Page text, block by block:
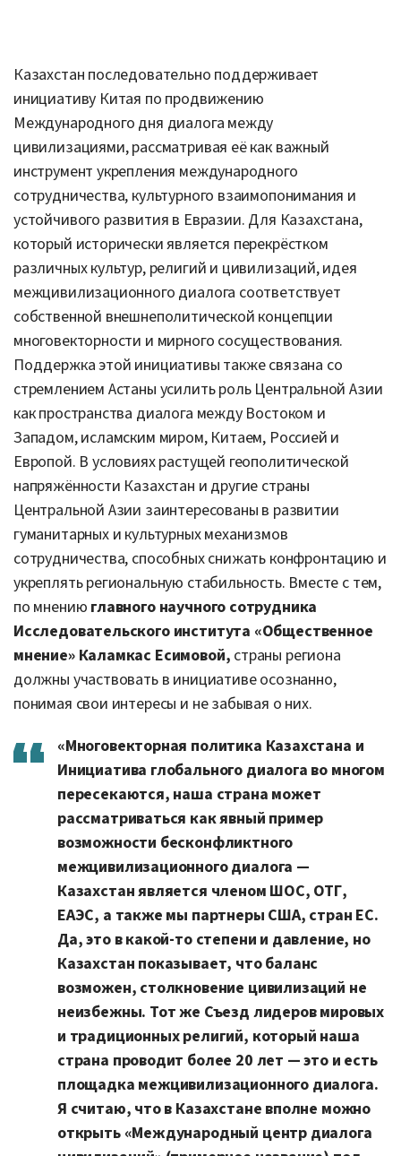
Казахстан последовательно поддерживает
инициативу Китая по продвижению
Международного дня диалога между
цивилизациями, рассматривая её как важный
инструмент укрепления международного
сотрудничества, культурного взаимопонимания и
устойчивого развития в Евразии. Для Казахстана,
который исторически является перекрёстком
различных культур, религий и цивилизаций, идея
межцивилизационного диалога соответствует
собственной внешнеполитической концепции
многовекторности и мирного сосуществования.
Поддержка этой инициативы также связана со
стремлением Астаны усилить роль Центральной Азии
как пространства диалога между Востоком и
Западом, исламским миром, Китаем, Россией и
Европой. В условиях растущей геополитической
напряжённости Казахстан и другие страны
Центральной Азии заинтересованы в развитии
гуманитарных и культурных механизмов
сотрудничества, способных снижать конфронтацию и
укреплять региональную стабильность. Вместе с тем,
по мнению главного научного сотрудника
Исследовательского института «Общественное
мнение» Каламкас Есимовой, страны региона
должны участвовать в инициативе осознанно,
понимая свои интересы и не забывая о них.
«Многовекторная политика Казахстана и
Инициатива глобального диалога во многом
пересекаются, наша страна может
рассматриваться как явный пример
возможности бесконфликтного
межцивилизационного диалога —
Казахстан является членом ШОС, ОТГ,
ЕАЭС, а также мы партнеры США, стран ЕС.
Да, это в какой-то степени и давление, но
Казахстан показывает, что баланс
возможен, столкновение цивилизаций не
неизбежны. Тот же Съезд лидеров мировых
и традиционных религий, который наша
страна проводит более 20 лет — это и есть
площадка межцивилизационного диалога.
Я считаю, что в Казахстане вполне можно
открыть «Международный центр диалога